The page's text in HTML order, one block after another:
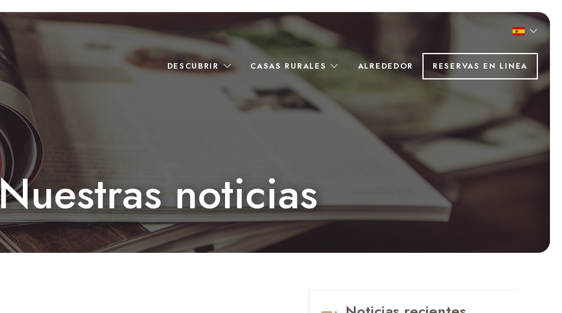
DESCUBRIR CASAS RURALES ALREDEDOR RESERVAS EN LINEA
noticias